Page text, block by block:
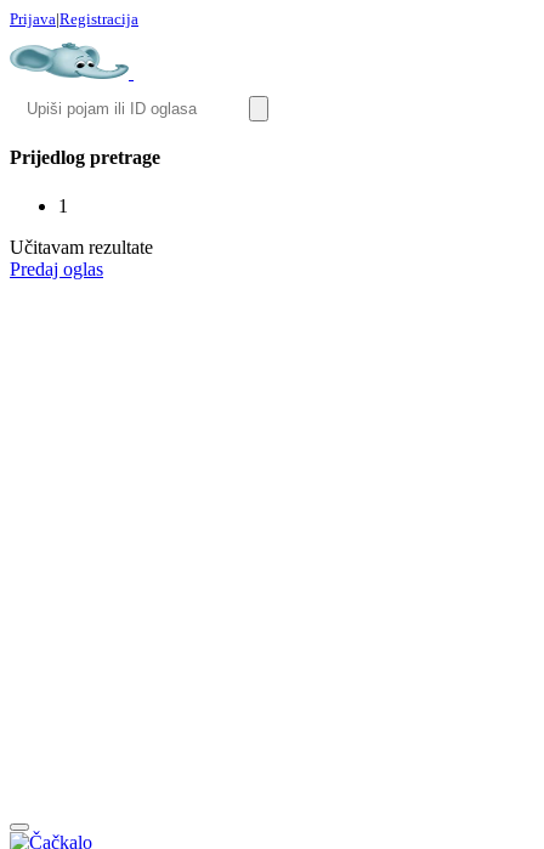
Prijava|Registracija
Prijedlog pretrage
1
Učitavam rezultate
Predaj oglas